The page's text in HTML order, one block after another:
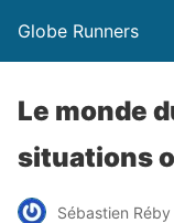
Globe Runners
Le monde
situations
Sébastien Réby